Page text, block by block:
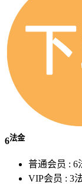
6法金
普通会员 : 6
VIP会员 : 3